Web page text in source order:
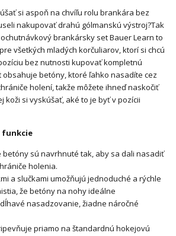
si aspoň na chvíľu rolu brankára bez
nakupovať drahú gólmanskú výstroj?Tak
brankársky set Bauer Learn to
všetkých mladých korčuliarov, ktorí si chcú
bez nutnosti kupovať kompletnú
obsahuje betóny, ktoré ľahko nasadíte cez
holení, takže môžete ihneď naskočiť
koži si vyskúšať, aké to je byť v pozícii
funkcie
betóny sú navrhnuté tak, aby sa dali nasadiť
holenia.
a slučkami umožňujú jednoduché a rýchle
že betóny na nohy ideálne
nasadzovanie, žiadne náročné
priamo na štandardnú hokejovú